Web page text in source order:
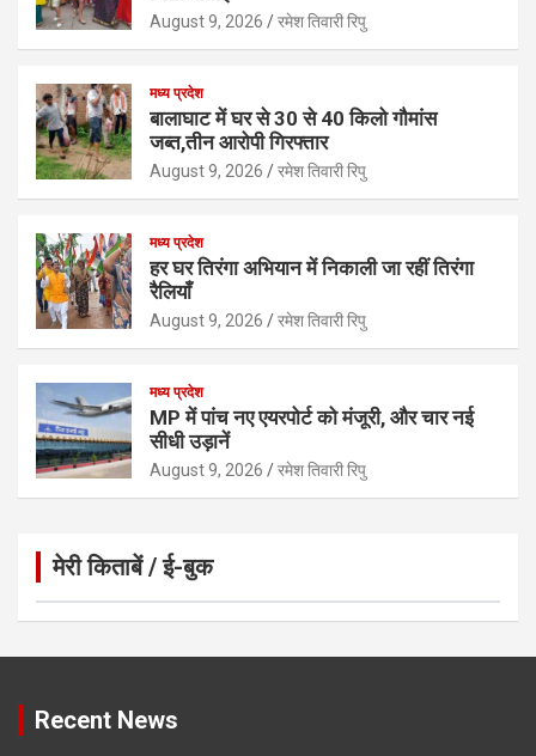
p
p
o
k
August 9, 2026 रमेश तिवारी रिपु
मध्य प्रदेश
बालाघाट में घर से 30 से 40 किलो गौमांस
जब्त,तीन आरोपी गिरफ्तार
August 9, 2026 रमेश तिवारी रिपु
मध्य प्रदेश
हर घर तिरंगा अभियान में निकाली जा रहीं तिरंगा
रैलियाँ
August 9, 2026 रमेश तिवारी रिपु
मध्य प्रदेश
MP में पांच नए एयरपोर्ट को मंजूरी, और चार नई
सीधी उड़ानें
August 9, 2026 रमेश तिवारी रिपु
मेरी किताबें / ई-बुक
Click to Open Page
Recent News